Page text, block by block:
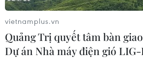
vietnamplus.vn
Quảng Trị quyết tâm bàn
Dự án Nhà máy điện gió LIG-